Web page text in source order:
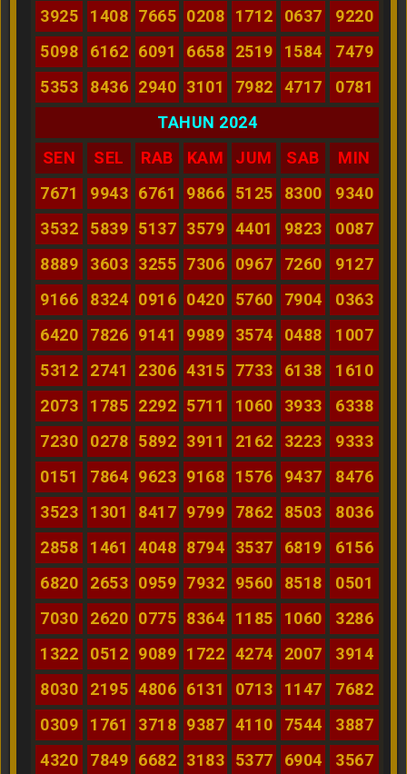
3925 1408 7665 0208 1712 0637
9220
5098
6162 6091 6658 2519 1584
7479
5353
8436 2940 3101 7982 4717
0781
TAHUN 2024
SEN
SEL RAB KAM JUM SAB
MIN
7671
9943 6761 9866 5125 8300
9340
3532
5839 5137 3579 4401 9823
0087
8889
3603 3255 7306 0967 7260
9127
9166
8324 0916 0420 5760 7904
0363
6420
7826 9141 9989 3574 0488
1007
5312
2741 2306 4315 7733 6138
1610
2073
1785 2292 5711 1060 3933
6338
7230
0278 5892 3911 2162 3223
9333
0151
7864 9623 9168 1576 9437
8476
3523
1301 8417 9799 7862 8503
8036
2858
1461 4048 8794 3537 6819
6156
6820
2653 0959 7932 9560 8518
0501
7030
2620 0775 8364 1185 1060
3286
1322
0512 9089 1722 4274 2007
3914
8030
2195 4806 6131 0713 1147
7682
0309
1761 3718 9387 4110 7544
3887
4320
7849 6682 3183 5377 6904
3567